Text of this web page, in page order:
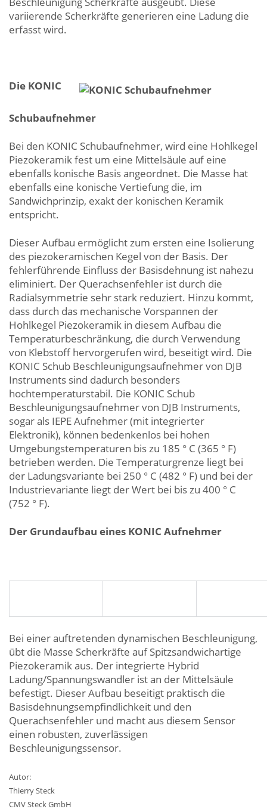
variierende Scherkräfte generieren eine Ladung die
erfasst wird.
Die KONIC
Schubaufnehmer
Bei den KONIC Schubaufnehmer, wird eine Hohlkegel
Piezokeramik fest um eine Mittelsäule auf eine
ebenfalls konische Basis angeordnet. Die Masse hat
ebenfalls eine konische Vertiefung die, im
Sandwichprinzip, exakt der konischen Keramik
entspricht.
Dieser Aufbau ermöglicht zum ersten eine Isolierung
des piezokeramischen Kegel von der Basis. Der
fehlerführende Einfluss der Basisdehnung ist nahezu
eliminiert. Der Querachsenfehler ist durch die
Radialsymmetrie sehr stark reduziert. Hinzu kommt,
dass durch das mechanische Vorspannen der
Hohlkegel Piezokeramik in diesem Aufbau die
Temperaturbeschränkung, die durch Verwendung
von Klebstoff hervorgerufen wird, beseitigt wird. Die
KONIC Schub Beschleunigungsaufnehmer von DJB
Instruments sind dadurch besonders
hochtemperaturstabil. Die KONIC Schub
Beschleunigungsaufnehmer von DJB Instruments,
sogar als IEPE Aufnehmer (mit integrierter
Elektronik), können bedenkenlos bei hohen
Umgebungstemperaturen bis zu 185 ° C (365 ° F)
betrieben werden. Die Temperaturgrenze liegt bei
der Ladungsvariante bei 250 ° C (482 ° F) und bei der
Industrievariante liegt der Wert bei bis zu 400 ° C
(752 ° F).
Der Grundaufbau eines KONIC Aufnehmer
Bei einer auftretenden dynamischen Beschleunigung,
übt die Masse Scherkräfte auf Spitzsandwichartige
Piezokeramik aus. Der integrierte Hybrid
Ladung/Spannungswandler ist an der Mittelsäule
befestigt. Dieser Aufbau beseitigt praktisch die
Basisdehnungsempfindlichkeit und den
Querachsenfehler und macht aus diesem Sensor
einen robusten, zuverlässigen
Beschleunigungssensor.
Autor:
Thierry Steck
CMV Steck GmbH